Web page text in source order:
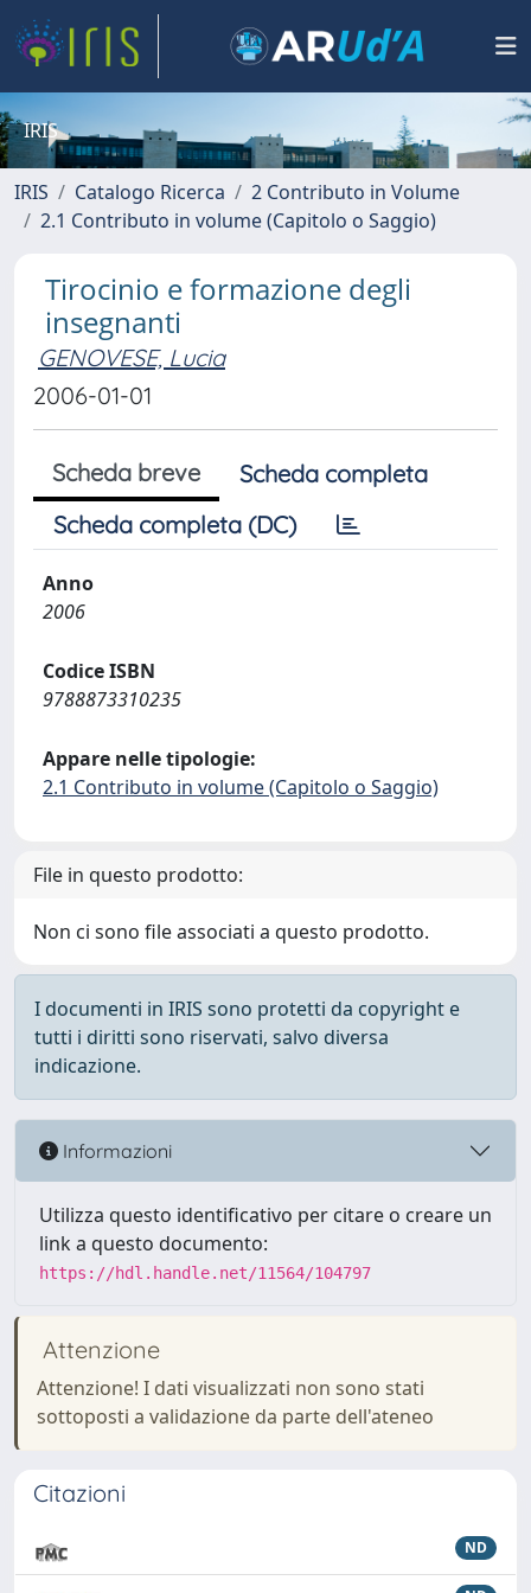
IRIS
IRIS Catalogo Ricerca
2 Contributo in Volume
2.1 Contributo in volume (Capitolo o Saggio)
Tirocinio e formazione degli
insegnanti
GENOVESE, Lucia
2006-01-01
Scheda breve
Scheda completa
Scheda completa (DC)
Anno
2006
Codice ISBN
9788873310235
Appare nelle tipologie:
2.1 Contributo in volume (Capitolo o Saggio)
File in questo prodotto:
Non ci sono file associati a questo prodotto.
I documenti in IRIS sono protetti da copyright e
tutti i diritti sono riservati, salvo diversa
indicazione.
Informazioni
Utilizza questo identificativo per citare o creare un
link a questo documento:
https://hdl.handle.net/11564/104797
Attenzione
Attenzione! I dati visualizzati non sono stati
sottoposti a validazione da parte dell'ateneo
Citazioni
ND